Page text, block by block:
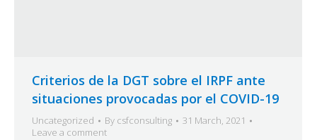
Criterios de la DGT sobre el IRPF ante
situaciones provocadas por el COVID-19
Uncategorized By csfconsulting
31 March, 2021
Leave a comment